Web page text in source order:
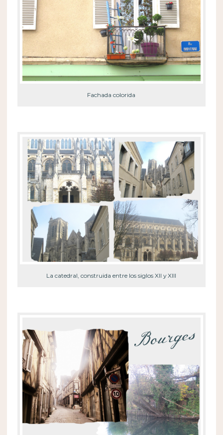
Fachada colorida
La catedral, construida entre los siglos XII y XIII